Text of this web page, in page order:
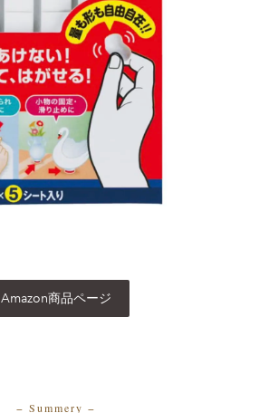
Amazon商品ページ
− Summery −